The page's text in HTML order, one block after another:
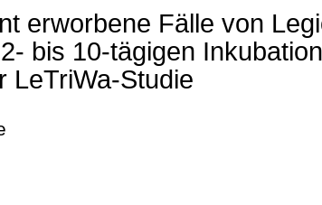
erworbene Fälle von
bis 10-tägigen
LeTriWa-Studie